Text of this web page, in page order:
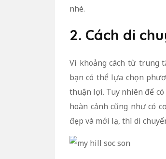
nhé.
2. Cách di
Vì khoảng cách từ trung
bạn có thể lựa chọn
thuận lợi. Tuy nhiên để
hoàn cảnh cũng như có
đẹp và mới lạ, thì di